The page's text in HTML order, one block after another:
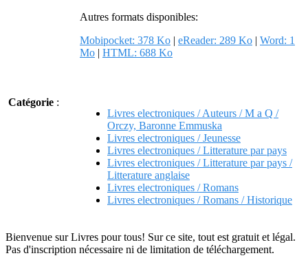
Autres formats disponibles:
Mobipocket: 378 Ko | eReader: 289 Ko | Word: 1
Mo | HTML: 688 Ko
Catégorie :
Livres electroniques / Auteurs / M a Q /
Orczy, Baronne Emmuska
Livres electroniques / Jeunesse
Livres electroniques / Litterature par pays
Livres electroniques / Litterature par pays /
Litterature anglaise
Livres electroniques / Romans
Livres electroniques / Romans / Historique
Bienvenue sur Livres pour tous! Sur ce site, tout est gratuit et légal.
Pas d'inscription nécessaire ni de limitation de téléchargement.